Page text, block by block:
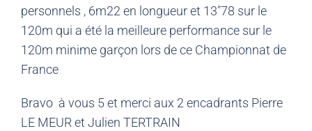
personnels , 6m22 en longueur et 13″78 sur le
120m qui a été la meilleure performance sur le
120m minime garçon lors de ce Championnat de
France
Bravo à vous 5 et merci aux 2 encadrants Pierre
LE MEUR et Julien TERTRAIN